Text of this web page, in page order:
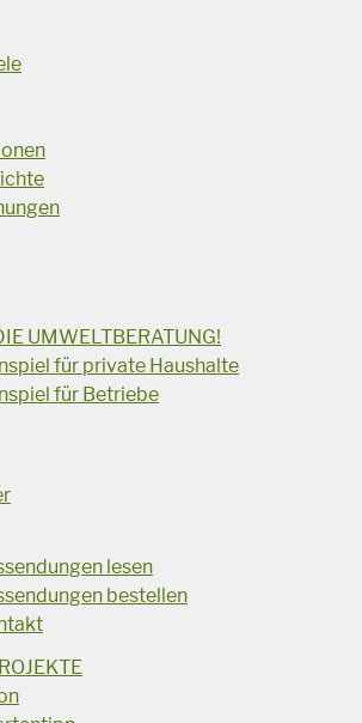
UMWELTBERATUNG!
für private Haushalte
für Betriebe
lesen
bestellen